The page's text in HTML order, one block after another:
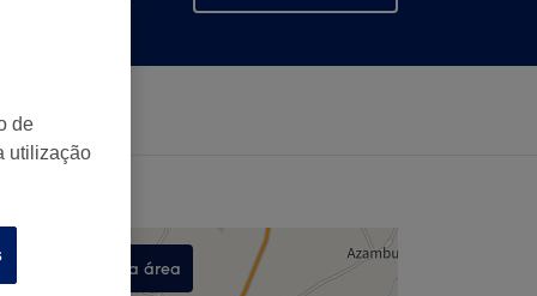
Mostrar mapa
Procurar nesta área
de
utilização